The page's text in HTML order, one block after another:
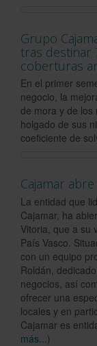
Grupo
tras destinar
coberturas
En el primer
negocio, la
de mora y de los
holgado de sus
coeficiente de
Cajamar
La entidad que
Cajamar, ha
Vitoria, que a su
País Vasco.
con un equipo
Roldán,
negocios, así
ofrecer una
locales y en
Cajamar es
más...)